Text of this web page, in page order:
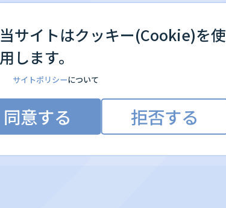
当サイトはクッキー(Cookie)を使
用します。
サイトポリシーについて
同意する 拒否する